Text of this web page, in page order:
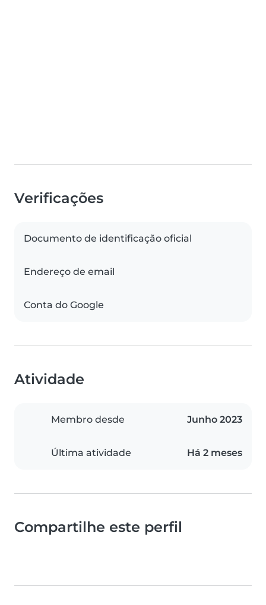
Verificações
Documento de identificação oficial
Endereço de email
Conta do Google
Atividade
Membro desde Junho 2023
Última atividade Há 2 meses
Compartilhe este perfil